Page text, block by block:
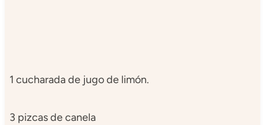
1 cucharada de jugo de limón.
3 pizcas de canela